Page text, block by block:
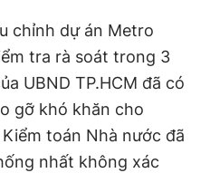
chỉnh dự án Metro
tra rà soát trong 3
UBND TP.HCM đã có
gỡ khó khăn cho
toán Nhà nước đã
nhất không xác